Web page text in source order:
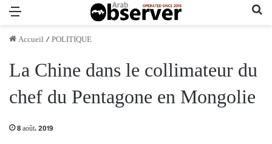
Accueil /POLITIQUE
La Chine dans le collimateur du
chef du Pentagone en Mongolie
8 août، 2019